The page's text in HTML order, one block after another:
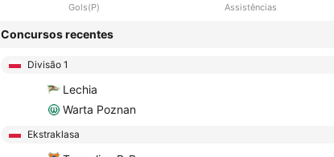
Gols(P) Assistências
Concursos recentes
Divisão 1
Lechia
Warta Poznan
Ekstraklasa